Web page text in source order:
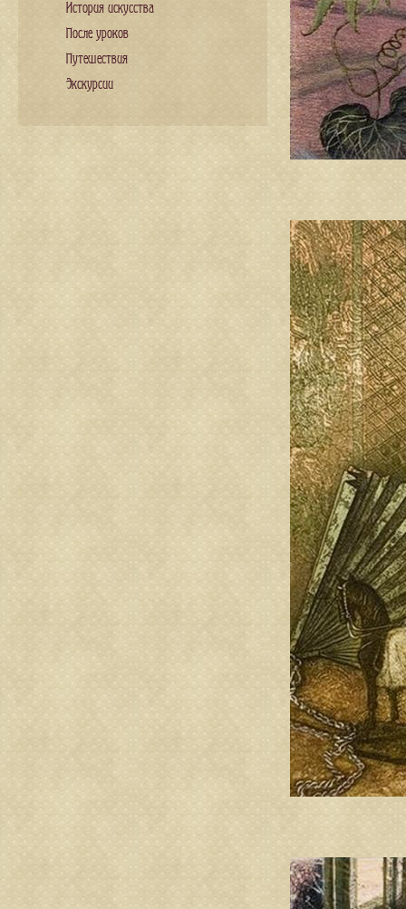
История искусства
После уроков
Путешествия
Экскурсии